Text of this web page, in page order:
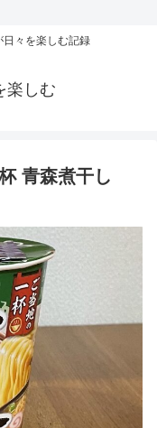
日々を楽しむ記録
楽しむ
青森煮干し